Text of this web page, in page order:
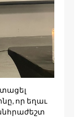
որ եղաւ